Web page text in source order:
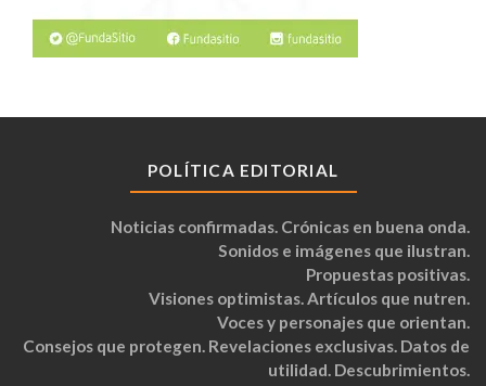
POLÍTICA EDITORIAL
Noticias confirmadas. Crónicas en buena onda.
Sonidos e imágenes que ilustran.
Propuestas positivas.
Visiones optimistas. Artículos que nutren.
Voces y personajes que orientan.
Consejos que protegen. Revelaciones exclusivas. Datos de
utilidad. Descubrimientos.